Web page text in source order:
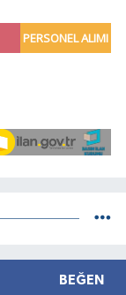
BEĞEN